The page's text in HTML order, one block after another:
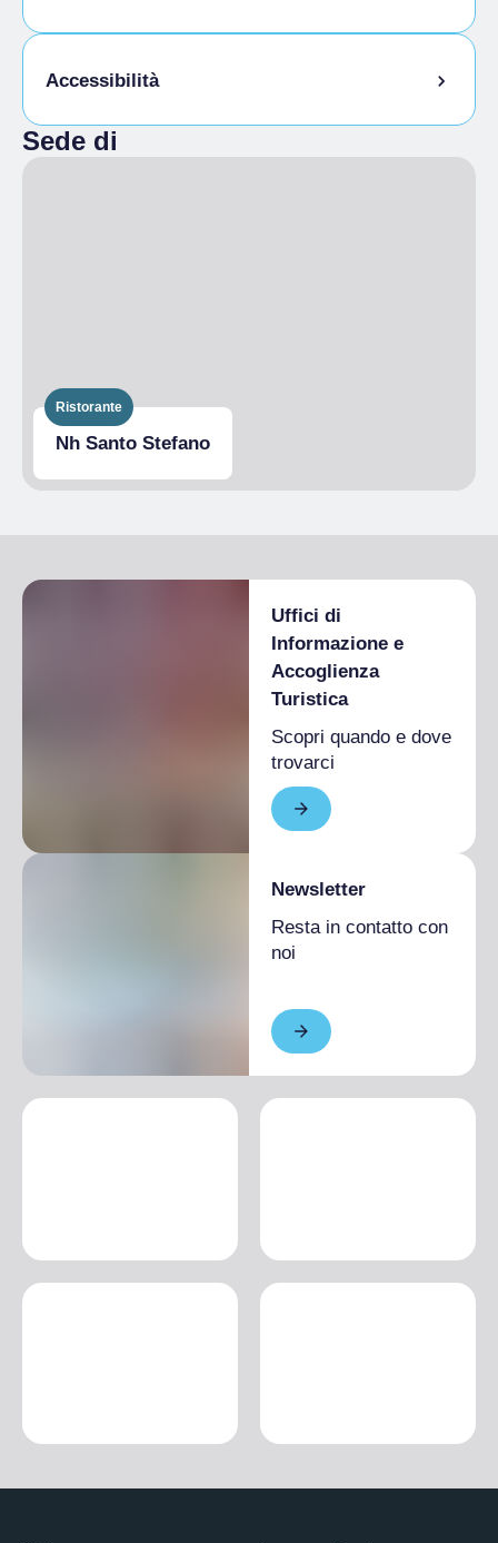
Animali ammessi al guinzaglio
Accessibilità
Sede di
Ristorante
Nh Santo Stefano
Uffici di
Informazione e
Accoglienza
Turistica
Scopri quando e dove
trovarci
Newsletter
Resta in contatto con
noi